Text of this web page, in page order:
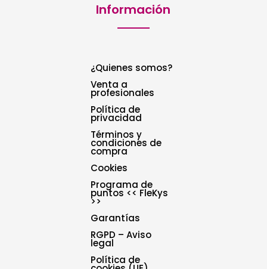
Información
¿Quienes somos?
Venta a
profesionales
Política de
privacidad
Términos y
condiciones de
compra
Cookies
Programa de
puntos << FleKys
>>
Garantías
RGPD – Aviso
legal
Política de